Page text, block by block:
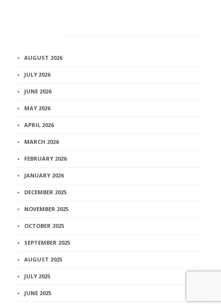
AUGUST 2026
JULY 2026
JUNE 2026
MAY 2026
APRIL 2026
MARCH 2026
FEBRUARY 2026
JANUARY 2026
DECEMBER 2025
NOVEMBER 2025
OCTOBER 2025
SEPTEMBER 2025
AUGUST 2025
JULY 2025
JUNE 2025